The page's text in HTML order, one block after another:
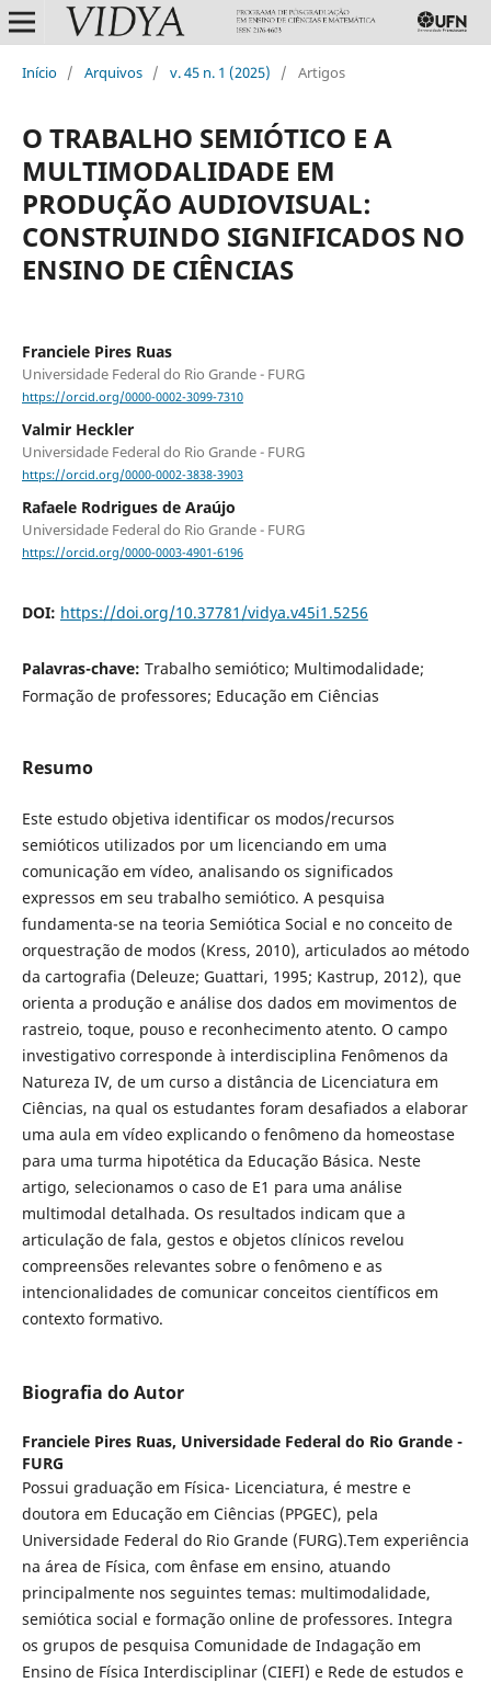
Início / Arquivos / v. 45 n. 1 (2025) / Artigos
O TRABALHO SEMIÓTICO E A
MULTIMODALIDADE EM
PRODUÇÃO AUDIOVISUAL:
CONSTRUINDO SIGNIFICADOS NO
ENSINO DE CIÊNCIAS
Franciele Pires Ruas
Universidade Federal do Rio Grande - FURG
https://orcid.org/0000-0002-3099-7310
Valmir Heckler
Universidade Federal do Rio Grande - FURG
https://orcid.org/0000-0002-3838-3903
Rafaele Rodrigues de Araújo
Universidade Federal do Rio Grande - FURG
https://orcid.org/0000-0003-4901-6196
DOI: https://doi.org/10.37781/vidya.v45i1.5256
Palavras-chave: Trabalho semiótico; Multimodalidade;
Formação de professores; Educação em Ciências
Resumo
Este estudo objetiva identificar os modos/recursos
semióticos utilizados por um licenciando em uma
comunicação em vídeo, analisando os significados
expressos em seu trabalho semiótico. A pesquisa
fundamenta-se na teoria Semiótica Social e no conceito de
orquestração de modos (Kress, 2010), articulados ao método
da cartografia (Deleuze; Guattari, 1995; Kastrup, 2012), que
orienta a produção e análise dos dados em movimentos de
rastreio, toque, pouso e reconhecimento atento. O campo
investigativo corresponde à interdisciplina Fenômenos da
Natureza IV, de um curso a distância de Licenciatura em
Ciências, na qual os estudantes foram desafiados a elaborar
uma aula em vídeo explicando o fenômeno da homeostase
para uma turma hipotética da Educação Básica. Neste
artigo, selecionamos o caso de E1 para uma análise
multimodal detalhada. Os resultados indicam que a
articulação de fala, gestos e objetos clínicos revelou
compreensões relevantes sobre o fenômeno e as
intencionalidades de comunicar conceitos científicos em
contexto formativo.
Biografia do Autor
Franciele Pires Ruas, Universidade Federal do Rio Grande -
FURG
Possui graduação em Física- Licenciatura, é mestre e
doutora em Educação em Ciências (PPGEC), pela
Universidade Federal do Rio Grande (FURG).Tem experiência
na área de Física, com ênfase em ensino, atuando
principalmente nos seguintes temas: multimodalidade,
semiótica social e formação online de professores. Integra
os grupos de pesquisa Comunidade de Indagação em
Ensino de Física Interdisciplinar (CIEFI) e Rede de estudos e